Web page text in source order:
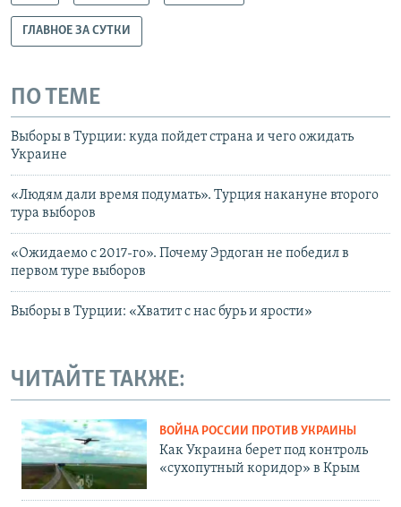
ГЛАВНОЕ ЗА СУТКИ
ПО ТЕМЕ
Выборы в Турции: куда пойдет страна и чего ожидать
Украине
«Людям дали время подумать». Турция накануне второго
тура выборов
«Ожидаемо с 2017-го». Почему Эрдоган не победил в
первом туре выборов
Выборы в Турции: «Хватит с нас бурь и ярости»
ЧИТАЙТЕ ТАКЖЕ:
ВОЙНА РОССИИ ПРОТИВ УКРАИНЫ
Как Украина берет под контроль
«сухопутный коридор» в Крым